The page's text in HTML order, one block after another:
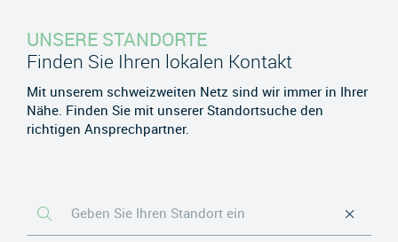
UNSERE STANDORTE
Finden Sie Ihren lokalen Kontakt
Mit unserem schweizweiten Netz sind wir immer in Ihrer
Nähe. Finden Sie mit unserer Standortsuche den
richtigen Ansprechpartner.